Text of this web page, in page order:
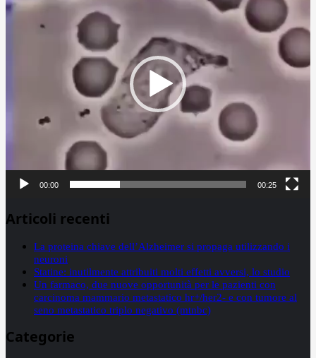
00:00 00:25
Articoli recenti
La proteina chiave dell’Alzheimer si propaga utilizzando i
neuroni
Statine: inutilmente attribuiti molti effetti avversi, lo studio
Un farmaco, due nuove opportunità per le pazienti con
carcinoma mammario metastatico hr+/her2- e con tumore al
seno metastatico triplo negativo (mtnbc)
Categorie